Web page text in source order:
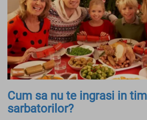
Cum sa nu te ingrasi in
sarbatorilor?